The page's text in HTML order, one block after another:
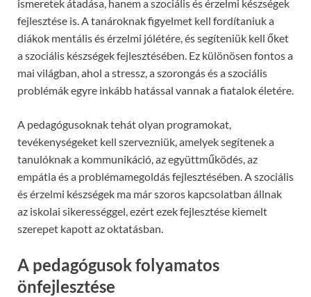
ismeretek átadása, hanem a szociális és érzelmi készségek
fejlesztése is. A tanároknak figyelmet kell fordítaniuk a
diákok mentális és érzelmi jólétére, és segíteniük kell őket
a szociális készségek fejlesztésében. Ez különösen fontos a
mai világban, ahol a stressz, a szorongás és a szociális
problémák egyre inkább hatással vannak a fiatalok életére.
A pedagógusoknak tehát olyan programokat,
tevékenységeket kell szervezniük, amelyek segítenek a
tanulóknak a kommunikáció, az együttműködés, az
empátia és a problémamegoldás fejlesztésében. A szociális
és érzelmi készségek ma már szoros kapcsolatban állnak
az iskolai sikerességgel, ezért ezek fejlesztése kiemelt
szerepet kapott az oktatásban.
A pedagógusok folyamatos
önfejlesztése